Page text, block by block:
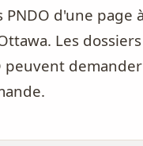
d'une
Les
peuvent